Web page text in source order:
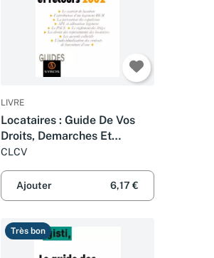
LIVRE
Locataires : Guide De Vos
Droits, Demarches Et
Recours 2002
CLCV
Ajouter 6,17 €
Très bon